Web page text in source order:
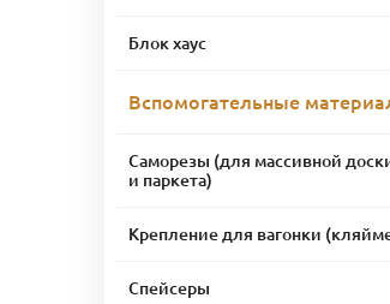
Блок хаус
Вспомогательные
Саморезы (для массивной
и паркета)
Крепление для вагонки
Спейсеры